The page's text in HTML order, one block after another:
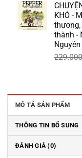
KHÓ -
thành -
MÔ TẢ SẢN PHẨM
THÔNG TIN BỔ SUNG
ĐÁNH GIÁ (0)